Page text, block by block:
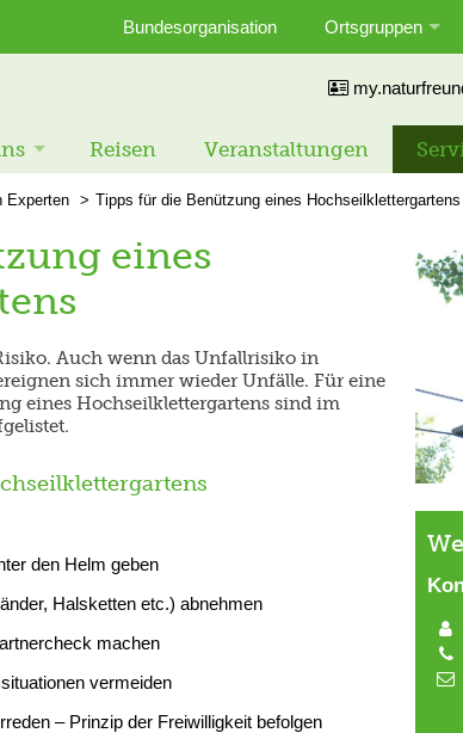
Bundesorganisation Ortsgruppen
Reisen Veranstaltungen
Experten Tipps für die Benützung eines Hochseilklettergartens
eines
Auch wenn das Unfallrisiko in
sich immer wieder Unfälle. Für eine
eines Hochseilklettergartens sind im
den Helm geben
Halsketten etc.) abnehmen
machen
vermeiden
– Prinzip der Freiwilligkeit befolgen